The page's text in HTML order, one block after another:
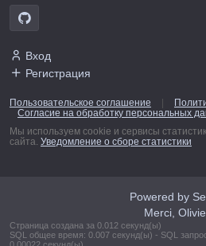
Вход
Регистрация
Пользовательское соглашение |
Согласие на обработку персональных
Мы используем cookie и сервисы
сайта. Уведомление о сборе статистики
Powered by
Merci,
Страница создана за 0.012 секунд(ы)
SQL общее время: 0.007 секунд(ы) - SQL